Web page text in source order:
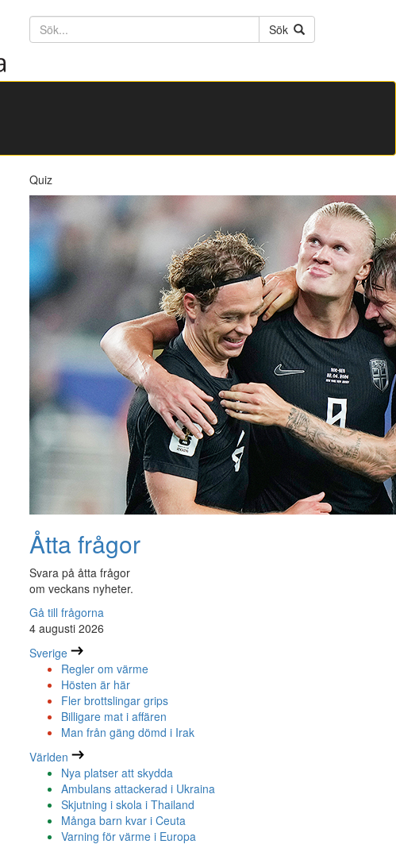
Söktext
Sök
Quiz
Åtta frågor
Svara på åtta frågor
om veckans nyheter.
Gå till frågorna
4 augusti 2026
Sverige
Regler om värme
Hösten är här
Fler brottslingar grips
Billigare mat i affären
Man från gäng dömd i Irak
Världen
Nya platser att skydda
Ambulans attackerad i Ukraina
Skjutning i skola i Thailand
Många barn kvar i Ceuta
Varning för värme i Europa